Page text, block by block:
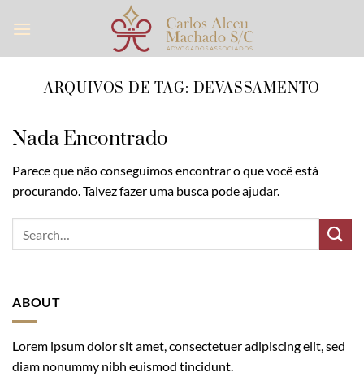
ARQUIVOS DE TAG: DEVASSAMENTO
Nada Encontrado
Parece que não conseguimos encontrar o que você está
procurando. Talvez fazer uma busca pode ajudar.
ABOUT
Lorem ipsum dolor sit amet, consectetuer adipiscing elit, sed
diam nonummy nibh euismod tincidunt.